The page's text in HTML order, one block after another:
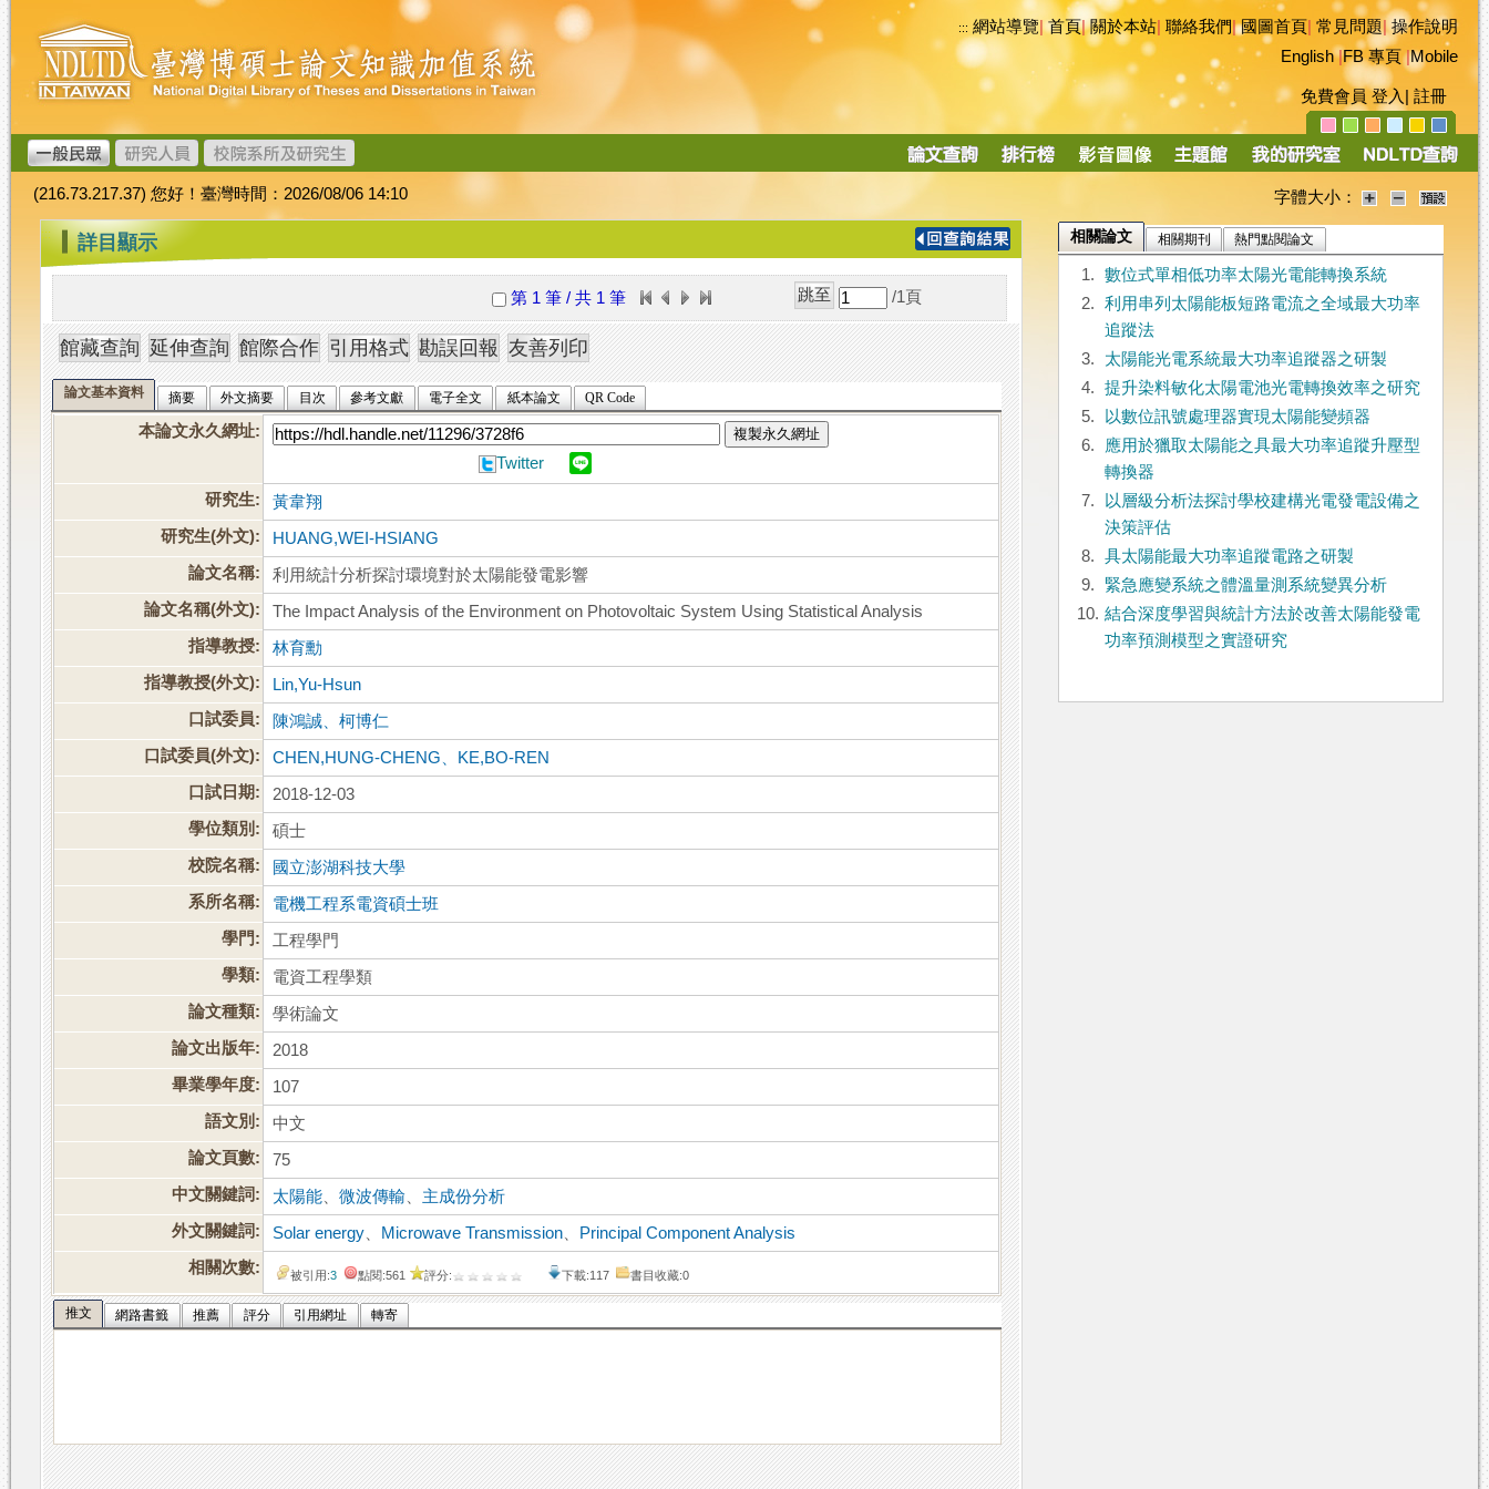
跳
到
主
要
內
容
臺
灣
博
碩
士
論
文
加
值
系
統
::: 網站導覽|首頁|關於本站 聯絡我們|國圖首頁 常見問題|操作說明
English|FB 專頁|Mobile
免費會員 登入 註冊
導
(216.73.217.37) 您好！臺灣時間：2026/08/06 14:10 字體大小：
::: 詳目顯示
第 1 筆 / 共 1 筆 /1 頁
論文基本資料 摘要 外文摘要 目次 參考文獻 電子全文 紙本論文 QR Code
本論文永久網址: 複製永久網址
Twitter
研究生:
黃韋翔
研究生(外文):
HUANG,WEI-HSIANG
論文名稱:
利用統計分析探討環境對於太陽能發電影響
論文名稱(外文):
The Impact Analysis of the Environment on Photovoltaic System Using Statistical Analysis
指導教授:
林育勳
指導教授(外文):
Lin,Yu-Hsun
口試委員:
陳鴻誠、柯博仁
口試委員(外文):
CHEN,HUNG-CHENG、KE,BO-REN
口試日期:
2018-12-03
學位類別:
碩士
校院名稱:
國立澎湖科技大學
系所名稱:
電機工程系電資碩士班
學門:
工程學門
學類:
電資工程學類
論文種類:
學術論文
論文出版年:
2018
畢業學年度:
107
語文別:
中文
論文頁數:
75
中文關鍵詞:
太陽能 、微波傳輸
主成份分析
外文關鍵詞:
Solar energy Microwave Transmission
Principal Component Analysis
相關次數:
被引用:3 點閱:561 評分: 下載:117 書目收藏:0
推文 網路書籤 推薦 評分 引用網址 轉寄
相關論文 相關期刊 熱門點閱論文
1.
數位式單相低功率太陽光電能轉換系統
2.
利用串列太陽能板短路電流之全域最大功率
追蹤法
3.
太陽能光電系統最大功率追蹤器之研製
4.
提升染料敏化太陽電池光電轉換效率之研究
5.
以數位訊號處理器實現太陽能變頻器
6.
應用於獵取太陽能之具最大功率追蹤升壓型
轉換器
7.
以層級分析法探討學校建構光電發電設備之
決策評估
8.
具太陽能最大功率追蹤電路之研製
9.
緊急應變系統之體溫量測系統變異分析
10. 結合深度學習與統計方法於改善太陽能發電
功率預測模型之實證研究